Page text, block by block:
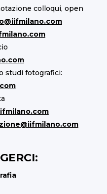
colloqui, open
studi fotografici: